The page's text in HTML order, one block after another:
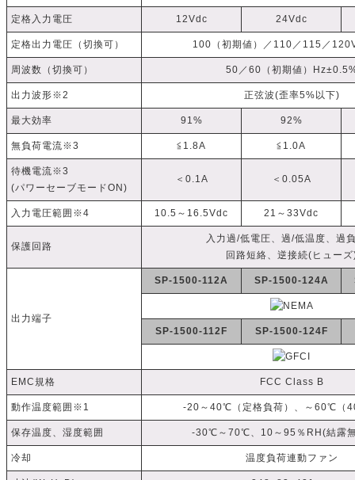
定格入力電圧 12Vdc 24Vdc
定格出力電圧（切換可） 100（初期値）／110／115／
周波数（切換可） 50／60（初期値）
出力波形※2 正弦波(歪率5%以下)
最大効率 91% 92%
無負荷電流※3 ≦1.8A ≦1.0A
待機電流※3
(パワーセーブモードON)
＜0.1A ＜0.05A
入力電圧範囲※4 10.5～16.5Vdc 21～33Vdc
保護回路
入力過/低電圧、過/低温度、過
回路短絡、逆接続(ヒュー
出力端子
SP-1500-112A SP-1500-124A
SP-1500-112F SP-1500-124F
EMC規格 FCC Class B
動作温度範囲※1 -20～40℃（定格負荷）、～60℃（
保存温度、湿度範囲 -30℃～70℃、10～95％RH(結露
冷却 温度負荷連動ファン